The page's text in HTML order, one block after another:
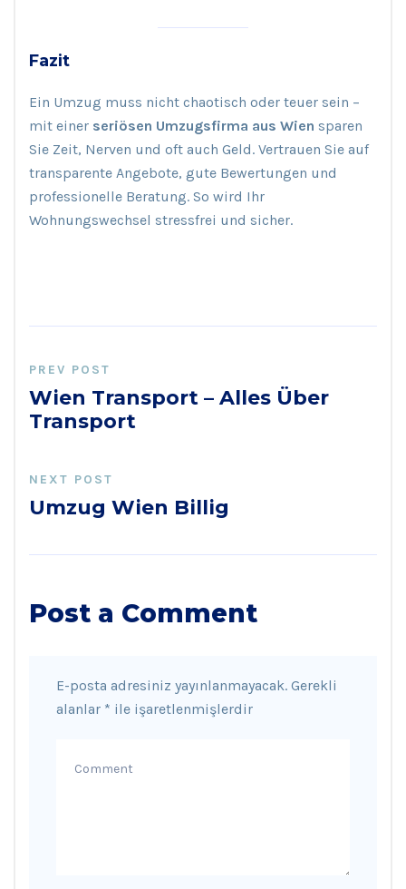
Fazit
Ein Umzug muss nicht chaotisch oder teuer sein –
mit einer seriösen Umzugsfirma aus Wien sparen
Sie Zeit, Nerven und oft auch Geld. Vertrauen Sie auf
transparente Angebote, gute Bewertungen und
professionelle Beratung. So wird Ihr
Wohnungswechsel stressfrei und sicher.
PREV POST
Wien Transport – Alles Über
Transport
NEXT POST
Umzug Wien Billig
Post a Comment
E-posta adresiniz yayınlanmayacak. Gerekli
alanlar * ile işaretlenmişlerdir